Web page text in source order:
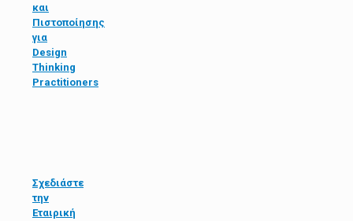
και
Πιστοποίησης
για
Design
Thinking
Practitioners
Σχεδιάστε
την
Εταιρική